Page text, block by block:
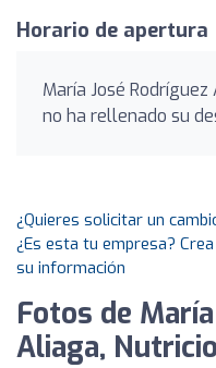
Horario de apertura
María José
no ha rellenado su
¿Quieres solicitar un
¿Es esta tu empresa?
su información
Fotos de
Aliaga,